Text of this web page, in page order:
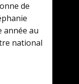
de
année au
national